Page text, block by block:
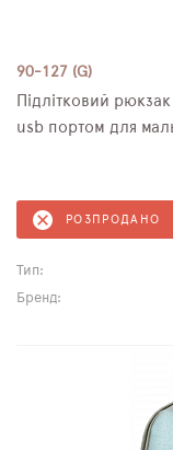
90-127 (G)
Підлітковий рюкзак з
РОЗПРОДАНО
Тип:
Бренд: